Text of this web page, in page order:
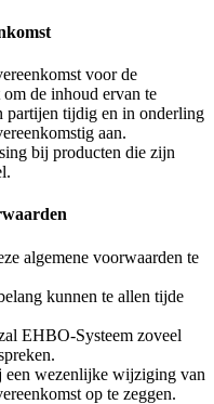
voor de
de inhoud ervan te
partijen tijdig en in onderling
aan.
bij producten die zijn
algemene voorwaarden te
kunnen te allen tijde
EHBO-Systeem zoveel
een wezenlijke wijziging van
op te zeggen.